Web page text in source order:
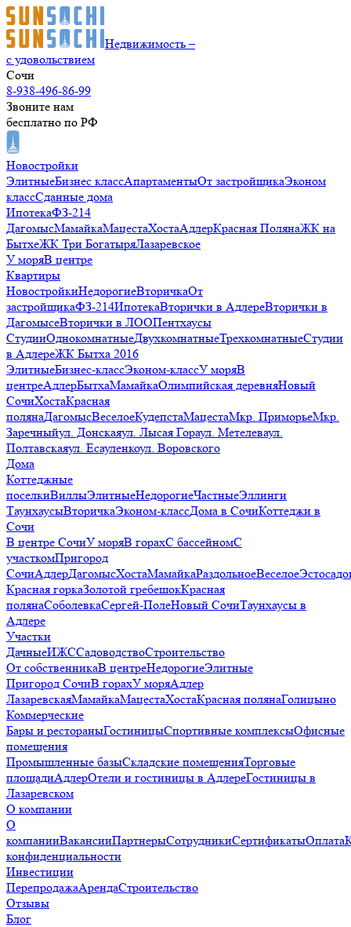
Недвижимость –
с удовольствием
Сочи
8-938-496-86-99
Звоните нам
бесплатно по РФ
Новостройки
ЭлитныеБизнес классАпартаментыОт застройщикаЭконом
классСданные дома
ИпотекаФЗ-214
ДагомысМамайкаМацестаХостаАдлерКрасная ПолянаЖК на
БытхеЖК Три БогатыряЛазаревское
У моряВ центре
Квартиры
НовостройкиНедорогиеВторичкаОт
застройщикаФЗ-214ИпотекаВторички в АдлереВторички в
ДагомысеВторички в ЛООПентхаусы
СтудииОднокомнатныеДвухкомнатныеТрехкомнатныеСтудии
в АдлереЖК Бытха 2016
ЭлитныеБизнес-классЭконом-классУ моряВ
центреАдлерБытхаМамайкаОлимпийская деревняНовый
СочиХостаКрасная
полянаДагомысВеселоеКудепстаМацестаМкр. ПриморьеМкр.
Заречныйул. Донскаяул. Лысая Гораул. Метелеваул.
Полтавскаяул. Есауленкоул. Воровского
Дома
Коттеджные
поселкиВиллыЭлитныеНедорогиеЧастныеЭллинги
ТаунхаусыВторичкаЭконом-классДома в СочиКоттеджи в
Сочи
В центре СочиУ моряВ горахС бассейномС
участкомПригород
СочиАдлерДагомысХостаМамайкаРаздольноеВеселое
Красная горкаЗолотой гребешокКрасная
полянаСоболевкаСергей-ПолеНовый СочиТаунхаусы в
Адлере
Участки
ДачныеИЖССадоводствоСтроительство
От собственникаВ центреНедорогиеЭлитные
Пригород СочиВ горахУ моряАдлер
ЛазаревскаяМамайкаМацестаХостаКрасная полянаГолицыно
Коммерческие
Бары и рестораныГостиницыСпортивные комплексыОфисные
помещения
Промышленные базыСкладские помещенияТорговые
площадиАдлерОтели и гостиницы в АдлереГостиницы в
Лазаревском
О компании
О
компанииВакансииПартнерыСотрудникиСертификатыОплата
конфиденциальности
Инвестиции
ПерепродажаАрендаСтроительство
Отзывы
Блог